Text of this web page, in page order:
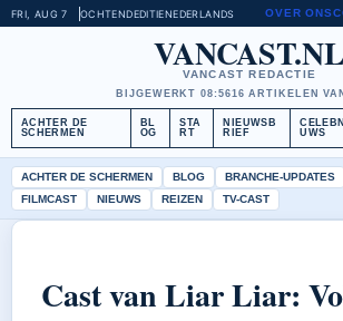
FRI, AUG 7 OCHTENDEDITIENEDERLANDS OVER ONS
VANCAST.NL
VANCAST REDACTIE
BIJGEWERKT 08:5616 ARTIKELEN
ACHTER DE
SCHERMEN
BL
OG
STA
RT
NIEUWSB
RIEF
UWS
ACHTER DE SCHERMEN BLOG BRANCHE-UPDATES
FILMCAST
NIEUWS REIZEN TV-CAST
Cast van Liar Liar: